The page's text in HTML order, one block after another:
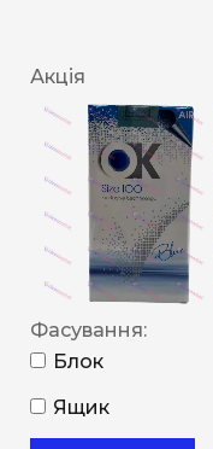
Акція
Фасування:
Блок
Ящик